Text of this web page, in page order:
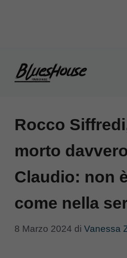
Rocco
morto
Claudio: non
come nella
8 Marzo 2024 di Vanessa